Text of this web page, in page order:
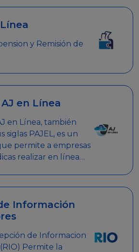
y Remisión de
en Línea
en Línea, también
siglas PAJEL, es un
permite a empresas
realizar en línea
Información
de Informacion
Permite la